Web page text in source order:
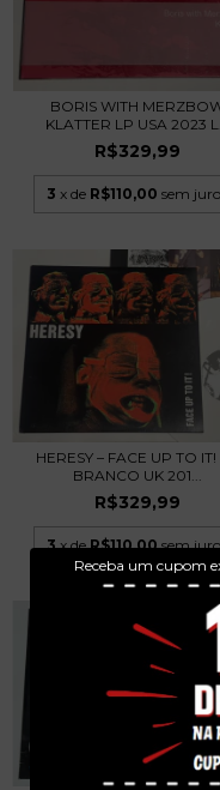
Receba um cupom
BORIS WITH
KLATTER LP USA 2023 L...
R$329,99
3 x de R$110,00 sem
HERESY – FACE UP TO IT!
BRANCO UK 201...
R$329,99
3 x deR$110,00 sem